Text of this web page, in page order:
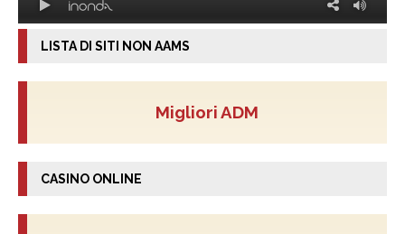
LISTA DI SITI NON AAMS
Migliori ADM
CASINO ONLINE